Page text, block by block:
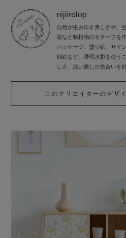
nijiirolop
自然が生み出す美しさや、
花など動植物のモチーフを
パッケージ、塗り絵、サイ
顔絵など、透明水彩を使う
しさ、淡い癒しの色合いを
アートで日々の場所が特別
かな楽しい時間となります
このクリエイターのデザ